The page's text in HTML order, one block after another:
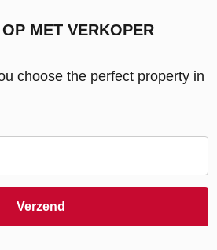
MET VERKOPER
choose the perfect property in
Verzend